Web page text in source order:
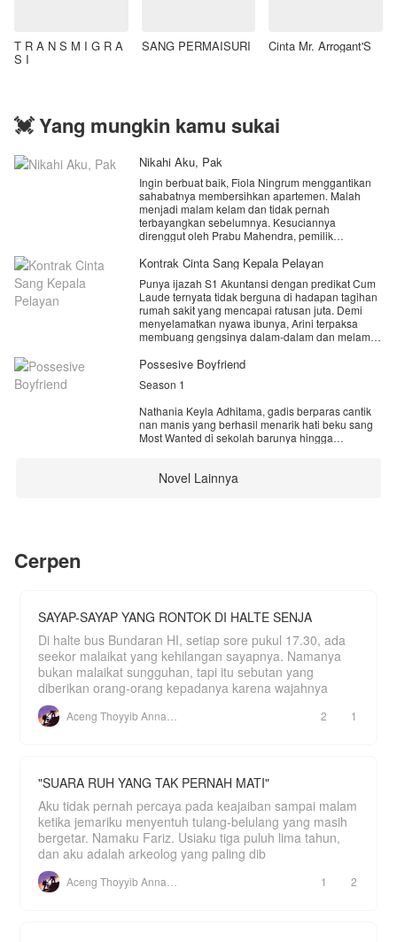
T R A N S M I G R A
S I
SANG PERMAISURI Cinta Mr. Arrogant'S
💓 Yang mungkin kamu sukai
Nikahi Aku, Pak
Ingin berbuat baik, Fiola Ningrum menggantikan
sahabatnya membersihkan apartemen. Malah
menjadi malam kelam dan tidak pernah
terbayangkan sebelumnya. Kesuciannya
direnggut oleh Prabu Mahendra, pemilik
dijemput paksa orang tua untuk dijodohkan,
“Uang yang akan kamu terima adalah bentuk
tanggung jawab, jangan berharap yang lain.” ==
Prabu Mahendra.
Kontrak Cinta Sang Kepala Pelayan
Punya ijazah S1 Akuntansi dengan predikat Cum
Laude ternyata tidak berguna di hadapan tagihan
rumah sakit yang mencapai ratusan juta. Demi
menyelamatkan nyawa ibunya, Arini terpaksa
membuang gengsinya dalam-dalam dan melamar
milik Adrian—seorang CEO muda kaya raya yang
yang super rapi dan cerdas perlahan menarik
konglomerasi. Salah paham pun terjadi. Demi
mempertahankan posisinya sebagai pewaris
tunggal, Adrian terpaksa berbohong dan
akhirnya disodorkan di atas meja marmer.Gaji
Possesive Boyfriend
Season 1
Nathania Keyla Adhitama, gadis berparas cantik
nan manis yang berhasil menarik hati beku sang
Most Wanted di sekolah barunya hingga
Gevano Ananda Zibrano, Most Wanted di SMA
"Jadi pacar gua, atau gua dorong lo dari sini!"
Gevano Ananda Zibrano.
"Jangan!! Oke, oke gua mau jadi pacar lo!"
Nathania Keyla Adhitama.
darinya. Tidak ada penolakan atau pun bantahan!
***
"Gevan, pengen seblak."
"Nggak! Nggak ada seblak-seblak segala!"
Novel Lainnya
Cerpen
SAYAP-SAYAP YANG RONTOK DI HALTE SENJA
Di halte bus Bundaran HI, setiap sore pukul 17.30, ada
seekor malaikat yang kehilangan sayapnya. Namanya
bukan malaikat sungguhan, tapi itu sebutan yang
diberikan orang-orang kepadanya karena wajahnya
2 1
"SUARA RUH YANG TAK PERNAH MATI"
Aku tidak pernah percaya pada keajaiban sampai malam
ketika jemariku menyentuh tulang-belulang yang masih
bergetar. Namaku Fariz. Usiaku tiga puluh lima tahun,
dan aku adalah arkeolog yang paling dib
1 2